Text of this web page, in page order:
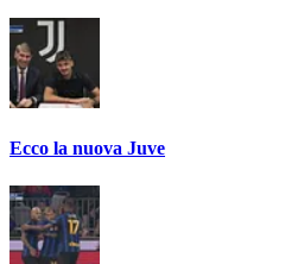
Ecco la nuova Juve